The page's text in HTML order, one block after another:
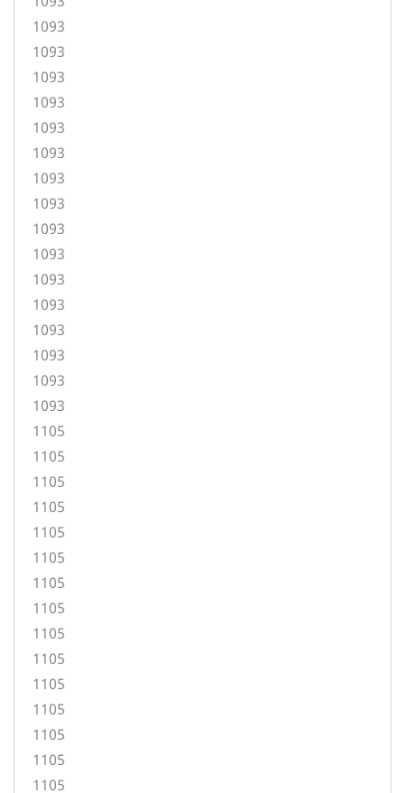
1093
1093
1093
1093
1093
1093
1093
1093
1093
1093
1093
1093
1093
1093
1093
1093
1105
1105
1105
1105
1105
1105
1105
1105
1105
1105
1105
1105
1105
1105
1105